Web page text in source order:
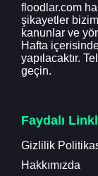
floodlar.com
şikayetler
kanunlar ve
Hafta
yapılacaktır.
geçin.
Faydalı
Gizlilik
Hakkımızda